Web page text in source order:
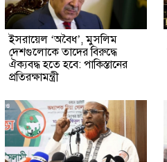
ইসরায়েল ‘অবৈধ’, মুসলিম
দেশগুলোকে তাদের বিরুদ্ধে
ঐক্যবদ্ধ হতে হবে: পাকিস্তানের
প্রতিরক্ষামন্ত্রী